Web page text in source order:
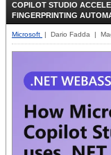
COPILOT STUDIO
FINGERPRINTING
Microsoft | Dario Fadda |